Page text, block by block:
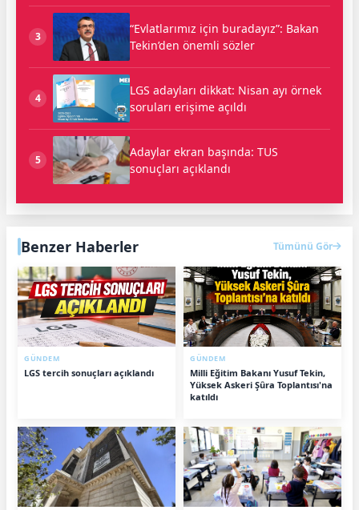
3
“Evlatlarımız için buradayız”: Bakan
Tekin’den önemli sözler
4
LGS adayları dikkat: Nisan ayı örnek
soruları erişime açıldı
5
Adaylar ekran başında: TUS
sonuçları açıklandı
Benzer Haberler Tümünü Gör
GÜNDEM
LGS tercih sonuçları açıklandı
GÜNDEM
Milli Eğitim Bakanı Yusuf Tekin,
Yüksek Askeri Şûra Toplantısı'na
katıldı